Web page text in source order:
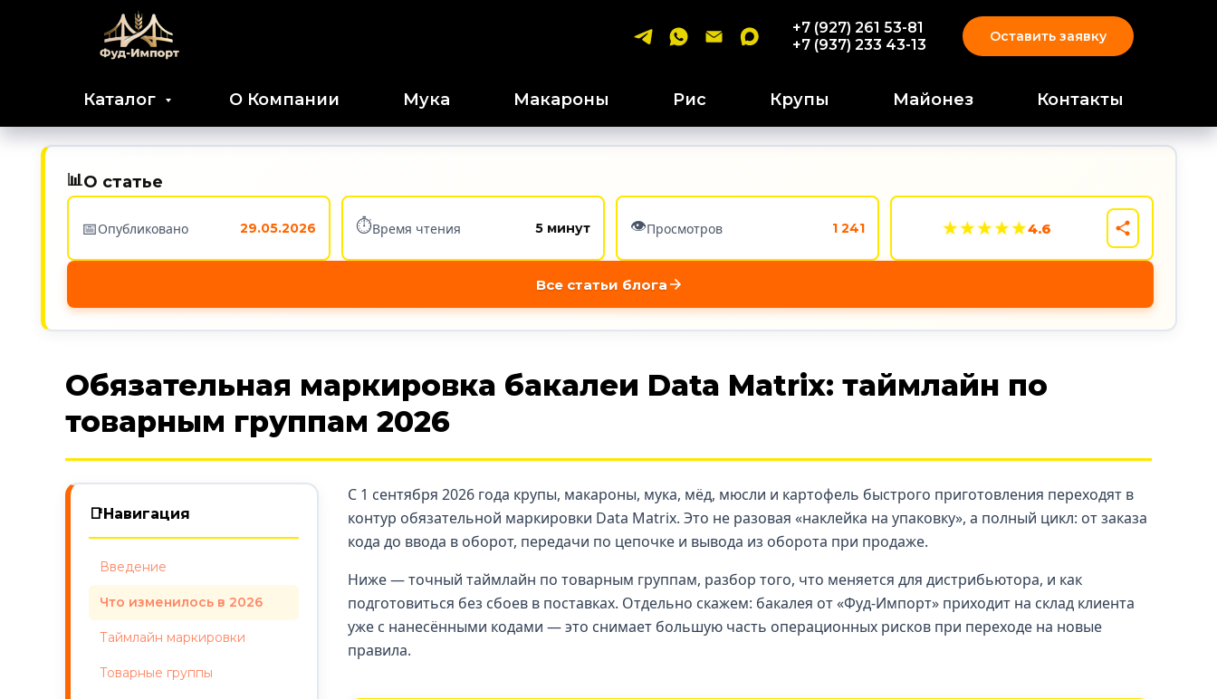
+7 (927) 261 53-81
+7 (937) 233 43-13
Оставить заявку
Каталог О Компании Мука Макароны Рис Крупы Майонез Контакты
📊О статье
📅Опубликовано 29.05.2026 ⏱️Время чтения 5 минут 👁️Просмотров 1 241 ★★★★★4.6
Все статьи блога
Обязательная маркировка бакалеи Data Matrix: таймлайн по
товарным группам 2026
📑Навигация
Введение
Что изменилось в 2026
Таймлайн маркировки
Товарные группы
С 1 сентября 2026 года крупы, макароны, мука, мёд, мюсли и картофель быстрого приготовления переходят в
контур обязательной маркировки Data Matrix. Это не разовая «наклейка на упаковку», а полный цикл: от заказа
кода до ввода в оборот, передачи по цепочке и вывода из оборота при продаже.
Ниже — точный таймлайн по товарным группам, разбор того, что меняется для дистрибьютора, и как
подготовиться без сбоев в поставках. Отдельно скажем: бакалея от «Фуд‑Импорт» приходит на склад клиента
уже с нанесёнными кодами — это снимает большую часть операционных рисков при переходе на новые
правила.